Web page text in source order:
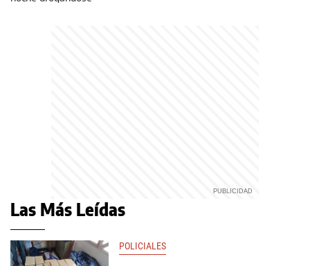
Las Más Leídas
POLICIALES